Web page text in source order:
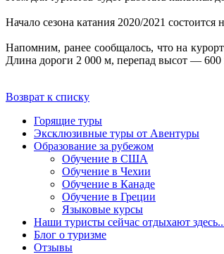
Начало сезона катания 2020/2021 состоится
Напомним, ранее сообщалось, что на
Длина дороги 2 000 м, перепад высот — 600
Возврат к списку
Горящие туры
Эксклюзивные туры от Авентуры
Образование за рубежом
Обучение в США
Обучение в Чехии
Обучение в Канаде
Обучение в Греции
Языковые курсы
Наши туристы сейчас отдыхают
Блог о туризме
Отзывы